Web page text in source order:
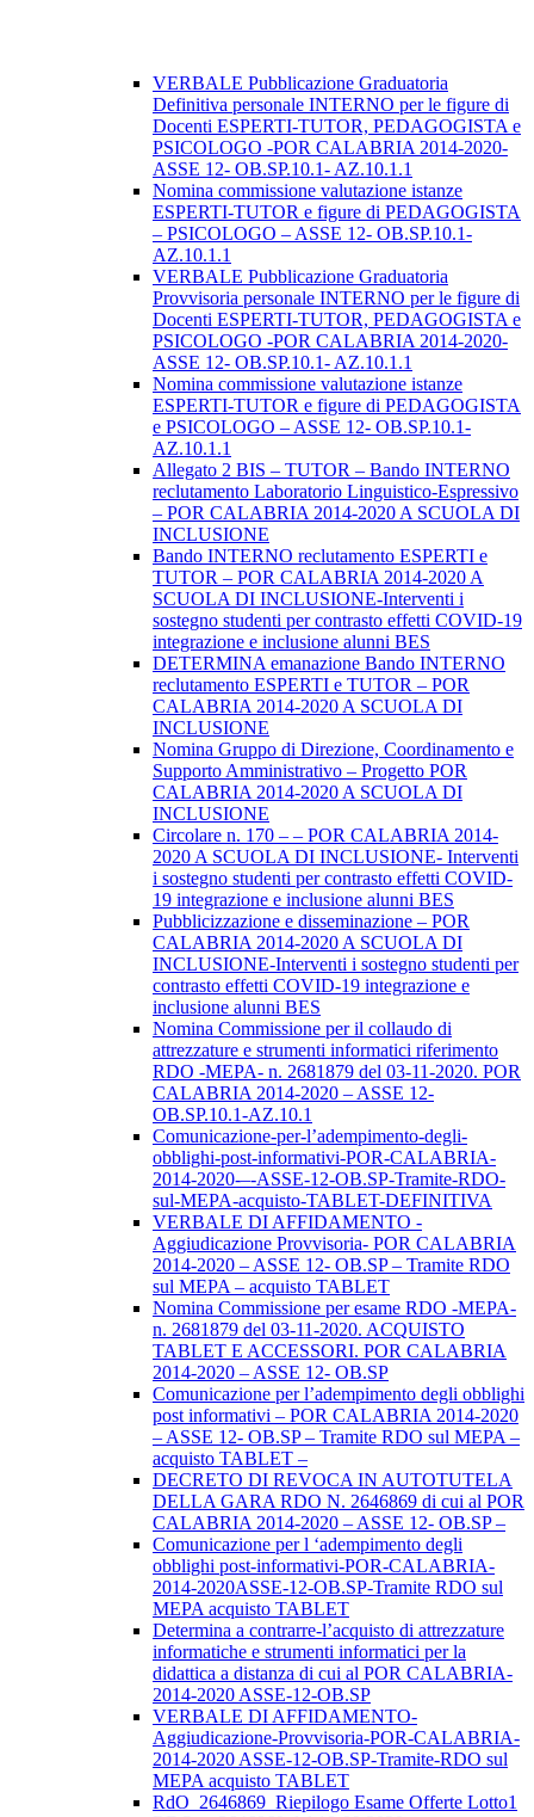
VERBALE Pubblicazione Graduatoria
Definitiva personale INTERNO per le figure di
Docenti ESPERTI-TUTOR, PEDAGOGISTA e
PSICOLOGO -POR CALABRIA 2014-2020-
ASSE 12- OB.SP.10.1- AZ.10.1.1
Nomina commissione valutazione istanze
ESPERTI-TUTOR e figure di PEDAGOGISTA
– PSICOLOGO – ASSE 12- OB.SP.10.1-
AZ.10.1.1
VERBALE Pubblicazione Graduatoria
Provvisoria personale INTERNO per le figure di
Docenti ESPERTI-TUTOR, PEDAGOGISTA e
PSICOLOGO -POR CALABRIA 2014-2020-
ASSE 12- OB.SP.10.1- AZ.10.1.1
Nomina commissione valutazione istanze
ESPERTI-TUTOR e figure di PEDAGOGISTA
e PSICOLOGO – ASSE 12- OB.SP.10.1-
AZ.10.1.1
Allegato 2 BIS – TUTOR – Bando INTERNO
reclutamento Laboratorio Linguistico-Espressivo
– POR CALABRIA 2014-2020 A SCUOLA DI
INCLUSIONE
Bando INTERNO reclutamento ESPERTI e
TUTOR – POR CALABRIA 2014-2020 A
SCUOLA DI INCLUSIONE-Interventi i
sostegno studenti per contrasto effetti COVID-19
integrazione e inclusione alunni BES
DETERMINA emanazione Bando INTERNO
reclutamento ESPERTI e TUTOR – POR
CALABRIA 2014-2020 A SCUOLA DI
INCLUSIONE
Nomina Gruppo di Direzione, Coordinamento e
Supporto Amministrativo – Progetto POR
CALABRIA 2014-2020 A SCUOLA DI
INCLUSIONE
Circolare n. 170 – – POR CALABRIA 2014-
2020 A SCUOLA DI INCLUSIONE- Interventi
i sostegno studenti per contrasto effetti COVID-
19 integrazione e inclusione alunni BES
Pubblicizzazione e disseminazione – POR
CALABRIA 2014-2020 A SCUOLA DI
INCLUSIONE-Interventi i sostegno studenti per
contrasto effetti COVID-19 integrazione e
inclusione alunni BES
Nomina Commissione per il collaudo di
attrezzature e strumenti informatici riferimento
RDO -MEPA- n. 2681879 del 03-11-2020. POR
CALABRIA 2014-2020 – ASSE 12-
OB.SP.10.1-AZ.10.1
Comunicazione-per-l’adempimento-degli-
obblighi-post-informativi-POR-CALABRIA-
2014-2020-–-ASSE-12-OB.SP-Tramite-RDO-
sul-MEPA-acquisto-TABLET-DEFINITIVA
VERBALE DI AFFIDAMENTO -
Aggiudicazione Provvisoria- POR CALABRIA
2014-2020 – ASSE 12- OB.SP – Tramite RDO
sul MEPA – acquisto TABLET
Nomina Commissione per esame RDO -MEPA-
n. 2681879 del 03-11-2020. ACQUISTO
TABLET E ACCESSORI. POR CALABRIA
2014-2020 – ASSE 12- OB.SP
Comunicazione per l’adempimento degli obblighi
post informativi – POR CALABRIA 2014-2020
– ASSE 12- OB.SP – Tramite RDO sul MEPA –
acquisto TABLET –
DECRETO DI REVOCA IN AUTOTUTELA
DELLA GARA RDO N. 2646869 di cui al POR
CALABRIA 2014-2020 – ASSE 12- OB.SP –
Comunicazione per l ‘adempimento degli
obblighi post-informativi-POR-CALABRIA-
2014-2020ASSE-12-OB.SP-Tramite RDO sul
MEPA acquisto TABLET
Determina a contrarre-l’acquisto di attrezzature
informatiche e strumenti informatici per la
didattica a distanza di cui al POR CALABRIA-
2014-2020 ASSE-12-OB.SP
VERBALE DI AFFIDAMENTO-
Aggiudicazione-Provvisoria-POR-CALABRIA-
2014-2020 ASSE-12-OB.SP-Tramite-RDO sul
MEPA acquisto TABLET
RdO_2646869_Riepilogo Esame Offerte Lotto1